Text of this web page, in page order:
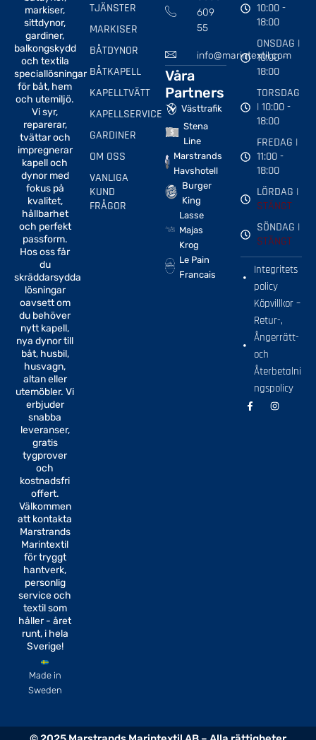
markiser,
sittdynor,
gardiner,
balkongskydd
och textila
speciallösningar
för båt, hem
och utemiljö.
Vi syr,
reparerar,
tvättar och
impregnerar
kapell och
dynor med
fokus på
kvalitet,
hållbarhet
och perfekt
passform.
Hos oss får
du
skräddarsydda
lösningar
oavsett om
du behöver
nytt kapell,
nya dynor till
båt, husbil,
husvagn,
altan eller
utemöbler. Vi
erbjuder
snabba
leveranser,
gratis
tygprover
och
kostnadsfri
offert.
Välkommen
att kontakta
Marstrands
Marintextil
för tryggt
hantverk,
personlig
service och
textil som
håller - året
runt, i hela
Sverige!
Made in
Sweden
TJÄNSTER
MARKISER
BÅTDYNOR
BÅTKAPELL
KAPELLTVÄTT
KAPELLSERVICE
GARDINER
OM OSS
VANLIGA
KUND
FRÅGOR
609
55
info@marintextil.com
Våra
Partners
Västtrafik
Stena
Line
Marstrands
Havshotell
Burger
King
Lasse
Majas
Krog
Le Pain
Francais
10:00 -
18:00
ONSDAG |
10:00 -
18:00
TORSDAG
| 10:00 -
18:00
FREDAG |
11:00 -
18:00
LÖRDAG |
STÄNGT
SÖNDAG |
STÄNGT
Integritets
policy
Köpvillkor –
Retur-,
Ångerrätt-
och
Återbetalni
ngspolicy
F
a
I
n